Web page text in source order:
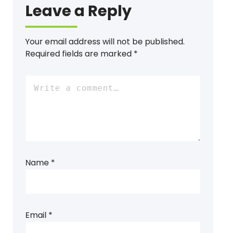
Leave a Reply
Your email address will not be published.
Required fields are marked *
Name *
Email *